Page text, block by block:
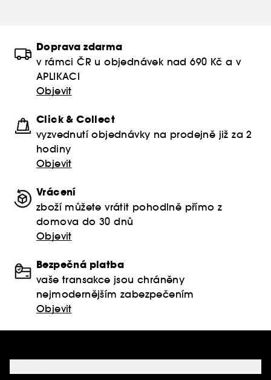
Doprava zdarma
v rámci ČR u objednávek nad 690 Kč a v
APLIKACI
Objevit
Click & Collect
vyzvednutí objednávky na prodejně již za 2
hodiny
Objevit
Vrácení
zboží můžete vrátit pohodlně přímo z
domova do 30 dnů
Objevit
Bezpečná platba
vaše transakce jsou chráněny
nejmodernějším zabezpečením
Objevit